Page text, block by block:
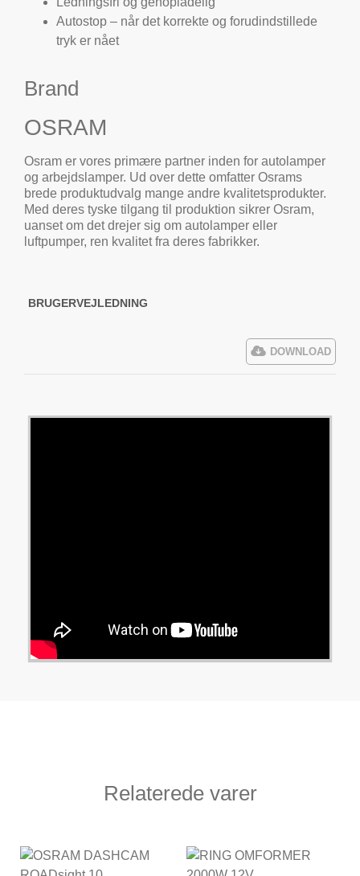
Autostop – når det korrekte og forudindstillede
tryk er nået
Brand
OSRAM
Osram er vores primære partner inden for autolamper
og arbejdslamper. Ud over dette omfatter Osrams
brede produktudvalg mange andre kvalitetsprodukter.
Med deres tyske tilgang til produktion sikrer Osram,
uanset om det drejer sig om autolamper eller
luftpumper, ren kvalitet fra deres fabrikker.
BRUGERVEJLEDNING
DOWNLOAD
Relaterede varer